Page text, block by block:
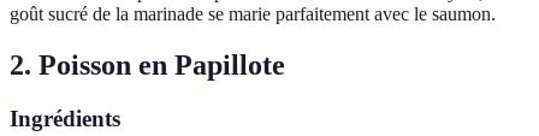
goût sucré de la marinade se marie parfaitement avec le saumon.
2. Poisson en Papillote
Ingrédients